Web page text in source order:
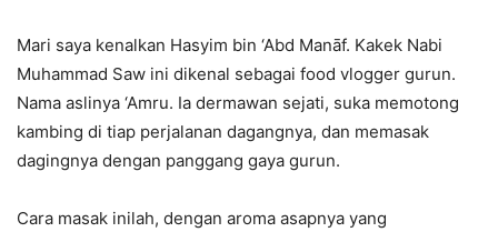
Mari saya kenalkan Hasyim bin ‘Abd Manāf. Kakek Nabi
Muhammad Saw ini dikenal sebagai food vlogger gurun.
Nama aslinya ‘Amru. Ia dermawan sejati, suka memotong
kambing di tiap perjalanan dagangnya, dan memasak
dagingnya dengan panggang gaya gurun.
Cara masak inilah, dengan aroma asapnya yang